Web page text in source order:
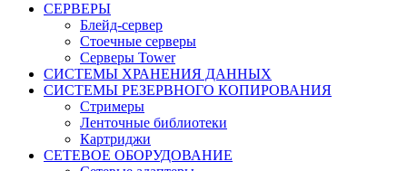
СЕРВЕРЫ
Блейд-сервер
Стоечные серверы
Серверы Tower
СИСТЕМЫ ХРАНЕНИЯ ДАННЫХ
СИСТЕМЫ РЕЗЕРВНОГО КОПИРОВАНИЯ
Стримеры
Ленточные библиотеки
Картриджи
СЕТЕВОЕ ОБОРУДОВАНИЕ